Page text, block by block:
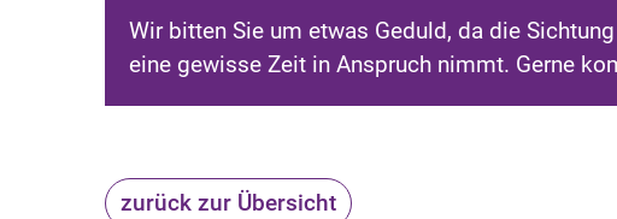
Wir bitten Sie um etwas Geduld, da die
eine gewisse Zeit in Anspruch nimmt. Gerne
zurück zur Übersicht